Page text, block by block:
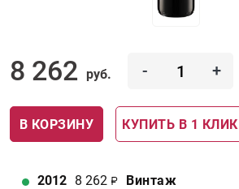
8 262 руб. - +
В КОРЗИНУ КУПИТЬ В 1 КЛИК
2012 8 262 Винтаж